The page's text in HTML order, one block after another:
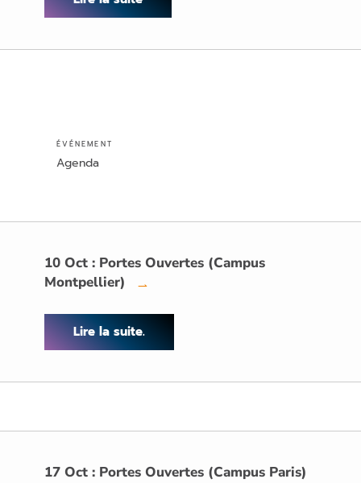
ÉVÉNEMENT
Agenda
10 Oct : Portes Ouvertes (Campus
Montpellier)
→
Lire la suite.
17 Oct : Portes Ouvertes (Campus Paris)